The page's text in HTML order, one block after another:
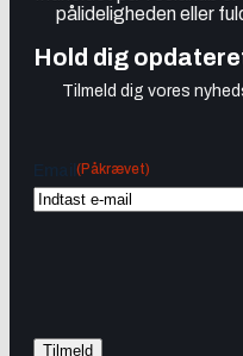
pålideligheden eller
Hold dig
Tilmeld dig vores
(Påkrævet)